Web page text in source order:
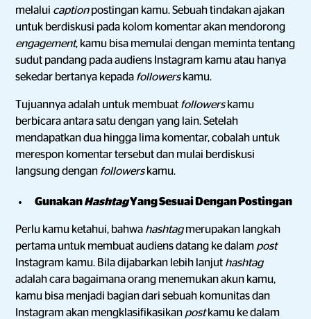
melalui captionpostingan kamu. Sebuah tindakan ajakan
untuk berdiskusi pada kolom komentar akan mendorong
engagement, kamu bisa memulai dengan meminta tentang
sudut pandang pada audiens Instagram kamu atau hanya
sekedar bertanya kepada followerskamu.
Tujuannya adalah untuk membuat followerskamu
berbicara antara satu dengan yang lain. Setelah
mendapatkan dua hingga lima komentar, cobalah untuk
merespon komentar tersebut dan mulai berdiskusi
langsung dengan followerskamu.
GunakanHashtagYang Sesuai Dengan Postingan
Perlu kamu ketahui, bahwa hashtagmerupakan langkah
pertama untuk membuat audiens datang ke dalam post
Instagram kamu. Bila dijabarkan lebih lanjut hashtag
adalah cara bagaimana orang menemukan akun kamu,
kamu bisa menjadi bagian dari sebuah komunitas dan
Instagram akan mengklasifikasikan postkamu ke dalam